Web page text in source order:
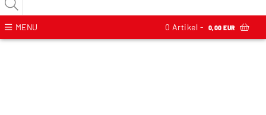
MENU 0 Artikel - 0,00 EUR